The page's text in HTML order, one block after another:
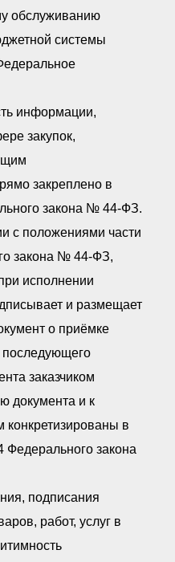
обслуживанию
системы
информации,
закупок,
закреплено в
закона № 44-ФЗ.
с положениями части
закона № 44-ФЗ,
исполнении
и размещает
о приёмке
последующего
заказчиком
документа и к
в
Федерального закона
подписания
работ, услуг в